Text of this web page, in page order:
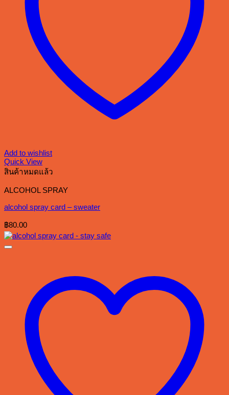
Add to wishlist
Quick View
สินค้าหมดแล้ว
ALCOHOL SPRAY
alcohol spray card – sweater
฿80.00